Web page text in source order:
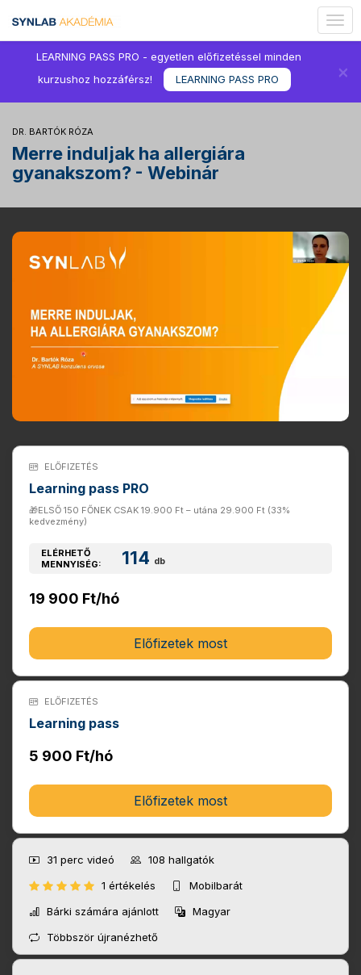
LEARNING PASS PRO - egyetlen előfizetéssel minden
kurzushoz hozzáférsz!
LEARNING PASS PRO ×
DR. BARTÓK RÓZA
Merre induljak ha allergiára
gyanakszom? - Webinár
ELŐFIZETÉS
Learning pass PRO
🎁ELSŐ 150 FŐNEK CSAK 19.900 Ft – utána 29.900 Ft (33%
kedvezmény)
ELÉRHETŐ
MENNYISÉG:
114 db
19 900 Ft/hó
Előfizetek most
ELŐFIZETÉS
Learning pass
5 900 Ft/hó
Előfizetek most
31 perc videó 108 hallgatók
1 értékelés
Mobilbarát
Bárki számára ajánlott
Magyar
Többször újranézhető